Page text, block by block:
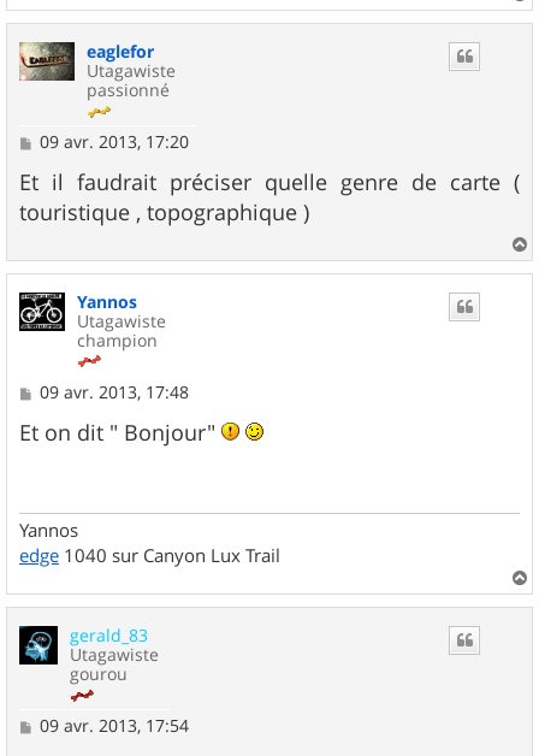
a
eaglefor
Utagawiste
passionné
M
s
s
a
09 avr. 2013, 17:20
Et il faudrait préciser quelle genre de carte (
touristique , topographique )
a
Yannos
Utagawiste
champion
M
s
s
09 avr. 2013, 17:48
Et on dit " Bonjour"
Yannos
edge 1040 sur Canyon Lux Trail
a
gerald_83
Utagawiste
gourou
M
09 avr. 2013, 17:54